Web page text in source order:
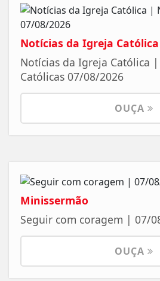
Notícias da Igreja Católica
Notícias da Igreja Católica
Católicas 07/08/2026
OUÇA
Minissermão
Seguir com coragem | 07/
OUÇA